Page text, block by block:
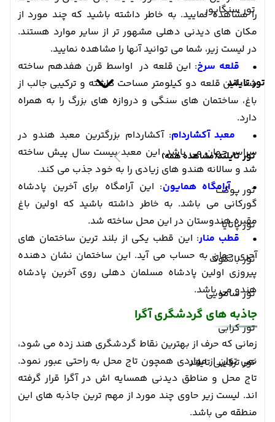
تور سنگاپور
تور تایلند
تور تایلند(مشاهده همه)
تور پوکت
تور پاتایا
تور بانکوک
تور سامویی
تور کرابی
تور ترکیبی تایلند
را مشاهده نمایید. به خاطر داشته باشید که چند مورد از
مکان های دیدنی دهلی مشهور تر از سایر موارد هستند.
در لیست زیر، شما می توانید آنها را مشاهده نمایید.
• قلعه سرخ: این قلعه در اواسط قرن هفدهم ساخته
شد. این قلعه دو کیلومتر مساحت داشته و ترکیبی جالب از
باغ، ساختمان های سنگی و دروازه های بزرگ را به همراه
دارد.
• معبد آکشاردام: آکشاردام بزرگترین معبد هندو در
سراسر جهان می باشد. این معبد بیست سال پیش ساخته
شد و سالانه هندو های زیادی را به خود جذب می کند.
•آرامگاه همایون: این آرامگاه برای آخرین پادشاه
گورکانی می باشد. به خاطر داشته باشید که اولین باغ
مقبره هندوستان در این محل ساخته شد.
• قطب منار: این قطب یکی از بلند ترین ساختمان های
آجری جهان به حساب می آید. این ساختمان نشان دهنده
پیروزی اولین پادشاه مسلمان دهلی روی آخرین پادشاه
هندو می باشد.
جاذبه های گردشگری آگرا
زمانی که حرف از بهترین نقاط گردشگری هند زده می شود،
نمی توان از مواردی همچون تاج محل به راحتی عبور نمود.
تاج محل و مناطق دیدنی همسایه اش در آگرا قرار گرفته
اند. لیست زیر حاوی چند مورد از مهم ترین جاذبه های این
منطقه می باشد.